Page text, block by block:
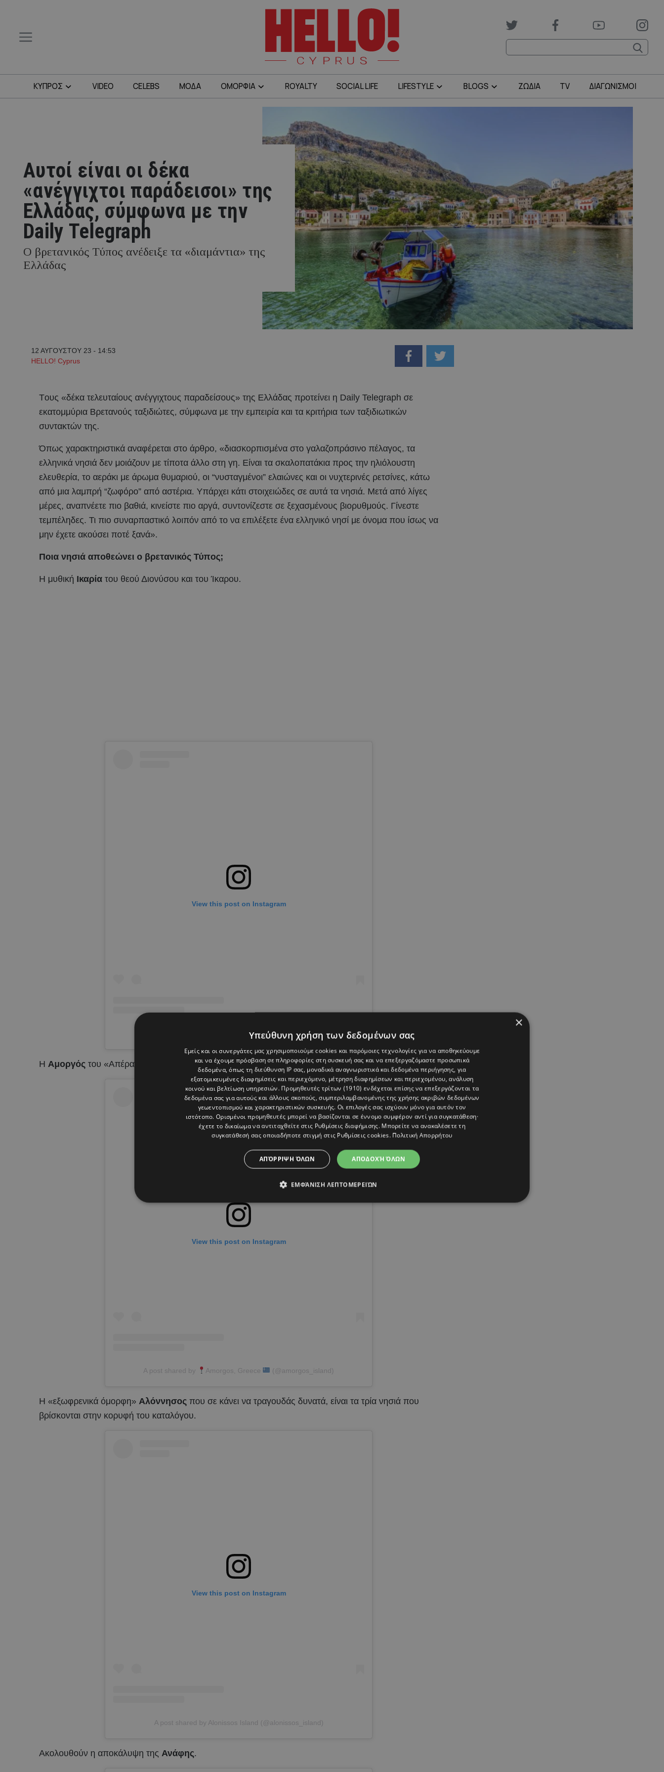
ΚΥΠΡΟΣ VIDEO CELEBS ΜΟΔΑ ΟΜΟΡΦΙΑ ROYALTY SOCIAL LIFE LIFESTYLE BLOGS ΖΩΔΙΑ TV ΔΙΑΓΩΝΙΣΜΟΙ
Αυτοί είναι οι δέκα
«ανέγγιχτοι παράδεισοι» της
Ελλάδας, σύμφωνα με την
Daily Telegraph
Ο βρετανικός Τύπος ανέδειξε τα «διαμάντια» της
Ελλάδας
12 ΑΥΓΟΥΣΤΟΥ 23 - 14:53
HELLO! Cyprus
Tους «δέκα τελευταίους ανέγγιχτους παραδείσους» της Ελλάδας προτείνει η Daily Telegraph σε
εκατομμύρια Βρετανούς ταξιδιώτες, σύμφωνα με την εμπειρία και τα κριτήρια των ταξιδιωτικών
συντακτών της.
Όπως χαρακτηριστικά αναφέρεται στο άρθρο, «διασκορπισμένα στο γαλαζοπράσινο πέλαγος, τα
ελληνικά νησιά δεν μοιάζουν με τίποτα άλλο στη γη. Είναι τα σκαλοπατάκια προς την ηλιόλουστη
ελευθερία, το αεράκι με άρωμα θυμαριού, οι “νυσταγμένοι” ελαιώνες και οι νυχτερινές ρετσίνες, κάτω
από μια λαμπρή “ζωφόρο” από αστέρια. Υπάρχει κάτι στοιχειώδες σε αυτά τα νησιά. Μετά από λίγες
μέρες, αναπνέετε πιο βαθιά, κινείστε πιο αργά, συντονίζεστε σε ξεχασμένους βιορυθμούς. Γίνεστε
τεμπέληδες. Τι πιο συναρπαστικό λοιπόν από το να επιλέξετε ένα ελληνικό νησί με όνομα που ίσως να
μην έχετε ακούσει ποτέ ξανά».
Ποια νησιά αποθεώνει ο βρετανικός Τύπος;
Η μυθική Ικαρία του θεού Διονύσου και του Ίκαρου.
View this post on Instagram
A post shared by Visit Ikaria (@visitikaria)
Η Αμοργός του «Απέραντου Γαλάζιου».
View this post on Instagram
A post shared by Amorgos, Greece (@amorgos_island)
Η «εξωφρενικά όμορφη» Αλόννησος που σε κάνει να τραγουδάς δυνατά, είναι τα τρία νησιά που
βρίσκονται στην κορυφή του καταλόγου.
View this post on Instagram
A post shared by Alonissos Island (@alonissos_island)
Ακολουθούν η αποκάλυψη της Ανάφης.
×
Υπεύθυνη χρήση των δεδομένων σας
Εμείς και οι συνεργάτες μας χρησιμοποιούμε cookies και παρόμοιες τεχνολογίες για να αποθηκεύουμε
και να έχουμε πρόσβαση σε πληροφορίες στη συσκευή σας και να επεξεργαζόμαστε προσωπικά
δεδομένα, όπως τη διεύθυνση IP σας, μοναδικά αναγνωριστικά και δεδομένα περιήγησης, για
εξατομικευμένες διαφημίσεις και περιεχόμενο, μέτρηση διαφημίσεων και περιεχομένου, ανάλυση
κοινού και βελτίωση υπηρεσιών. Προμηθευτές τρίτων (1910) ενδέχεται επίσης να επεξεργάζονται τα
δεδομένα σας για αυτούς και άλλους σκοπούς, συμπεριλαμβανομένης της χρήσης ακριβών δεδομένων
γεωεντοπισμού και χαρακτηριστικών συσκευής. Οι επιλογές σας ισχύουν μόνο για αυτόν τον
ιστότοπο. Ορισμένοι προμηθευτές μπορεί να βασίζονται σε έννομο συμφέρον αντί για συγκατάθεση·
έχετε το δικαίωμα να αντιταχθείτε στις Ρυθμίσεις διαφήμισης. Μπορείτε να ανακαλέσετε τη
συγκατάθεσή σας οποιαδήποτε στιγμή στις Ρυθμίσεις cookies. Πολιτική Απορρήτου
ΑΠΟΔΟΧΉ ΌΛΩΝ
ΑΠΌΡΡΙΨΗ ΌΛΩΝ
ΕΜΦΆΝΙΣΗ ΛΕΠΤΟΜΕΡΕΙΏΝ